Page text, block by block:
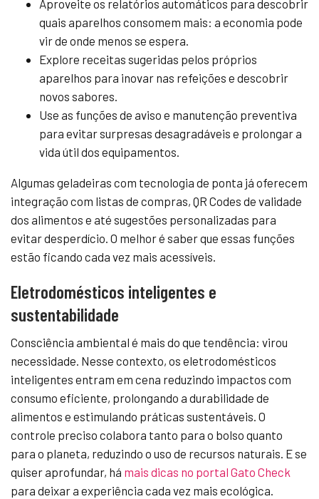
Aproveite os relatórios automáticos para descobrir
quais aparelhos consomem mais: a economia pode
vir de onde menos se espera.
Explore receitas sugeridas pelos próprios
aparelhos para inovar nas refeições e descobrir
novos sabores.
Use as funções de aviso e manutenção preventiva
para evitar surpresas desagradáveis e prolongar a
vida útil dos equipamentos.
Algumas geladeiras com tecnologia de ponta já oferecem
integração com listas de compras, QR Codes de validade
dos alimentos e até sugestões personalizadas para
evitar desperdício. O melhor é saber que essas funções
estão ficando cada vez mais acessíveis.
Eletrodomésticos inteligentes e
sustentabilidade
Consciência ambiental é mais do que tendência: virou
necessidade. Nesse contexto, os eletrodomésticos
inteligentes entram em cena reduzindo impactos com
consumo eficiente, prolongando a durabilidade de
alimentos e estimulando práticas sustentáveis. O
controle preciso colabora tanto para o bolso quanto
para o planeta, reduzindo o uso de recursos naturais. E se
quiser aprofundar, há mais dicas no portal Gato Check
para deixar a experiência cada vez mais ecológica.